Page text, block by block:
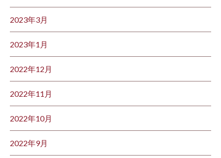
2023年3月
2023年1月
2022年12月
2022年11月
2022年10月
2022年9月